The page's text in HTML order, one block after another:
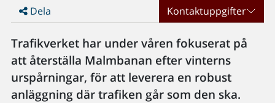
Dela Kontaktuppgifter
Trafikverket har under våren fokuserat på
att återställa Malmbanan efter vinterns
urspårningar, för att leverera en robust
anläggning där trafiken går som den ska.